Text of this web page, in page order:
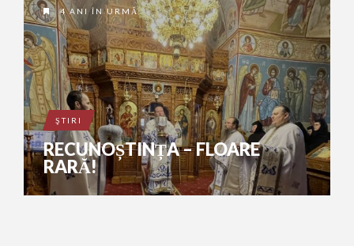
4 ANI ÎN URMĂ
ŞTIRI
RECUNOȘTINȚA – FLOARE
RARĂ!